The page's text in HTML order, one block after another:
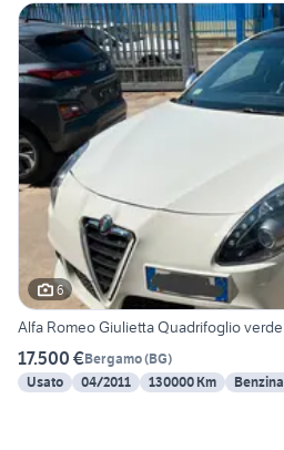
6
Alfa Romeo Giulietta Quadrifoglio verde
17.500 €Bergamo(BG)
Usato
04/2011 130000 Km Benzina